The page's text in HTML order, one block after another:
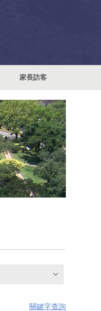
家長訪客
關鍵字查詢